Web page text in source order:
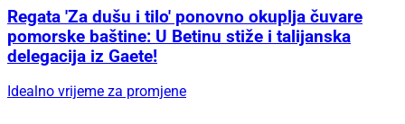
Regata 'Za dušu i tilo' ponovno okuplja čuvare
pomorske baštine: U Betinu stiže i talijanska
delegacija iz Gaete!
Idealno vrijeme za promjene